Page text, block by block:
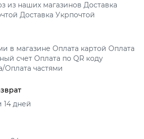
из наших магазинов Доставка
Доставка Укрпочтой
в магазине Оплата картой Оплата
счет Оплата по QR коду
Оплата частями
14 дней